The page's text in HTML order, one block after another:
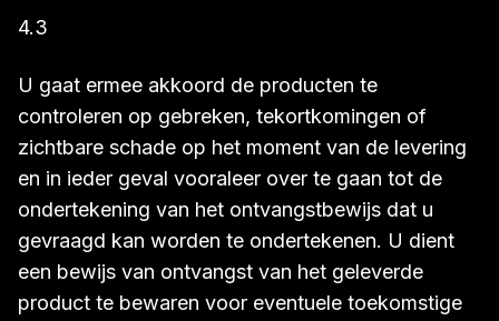
4.3
U gaat ermee akkoord de producten te
controleren op gebreken, tekortkomingen of
zichtbare schade op het moment van de levering
en in ieder geval vooraleer over te gaan tot de
ondertekening van het ontvangstbewijs dat u
gevraagd kan worden te ondertekenen. U dient
een bewijs van ontvangst van het geleverde
product te bewaren voor eventuele toekomstige